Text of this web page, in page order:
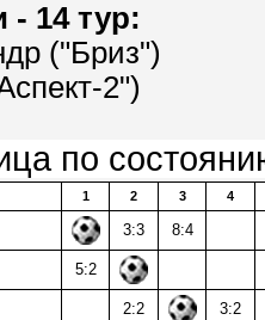
- 14 тур:
("Бриз")
2")
по
1 2 3 4
3:3 8:4
5:2
2:2 3:2